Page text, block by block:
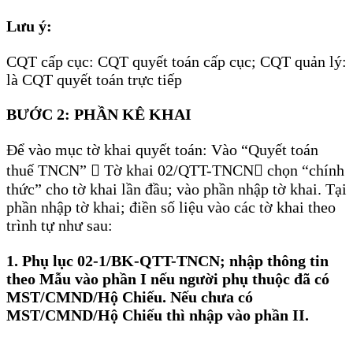
Lưu ý:
CQT cấp cục: CQT quyết toán cấp cục; CQT quản lý:
là CQT quyết toán trực tiếp
BƯỚC 2: PHẦN KÊ KHAI
Để vào mục tờ khai quyết toán: Vào “Quyết toán
thuế TNCN”  Tờ khai 02/QTT-TNCN chọn “chính
thức” cho tờ khai lần đầu; vào phần nhập tờ khai. Tại
phần nhập tờ khai; điền số liệu vào các tờ khai theo
trình tự như sau:
1. Phụ lục 02-1/BK-QTT-TNCN; nhập thông tin
theo Mẫu vào phần I nếu người phụ thuộc đã có
MST/CMND/Hộ Chiếu. Nếu chưa có
MST/CMND/Hộ Chiếu thì nhập vào phần II.